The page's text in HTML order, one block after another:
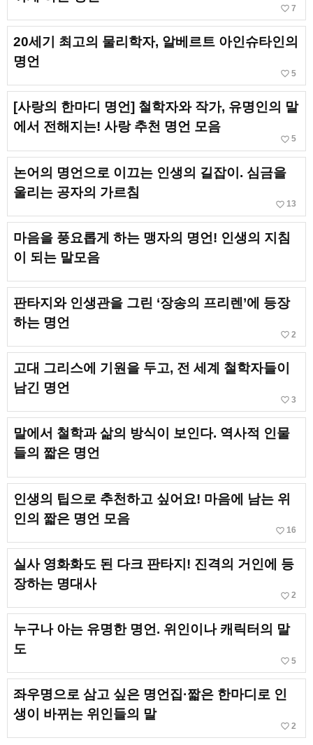
favorite_border 7
20세기 최고의 물리학자, 알베르트 아인슈타인의
명언
favorite_border 5
[사랑의 한마디 명언] 철학자와 작가, 유명인의 말
에서 전해지는! 사랑 추천 명언 모음
favorite_border 5
논어의 명언으로 이끄는 인생의 길잡이. 심금을
울리는 공자의 가르침
favorite_border 13
마음을 풍요롭게 하는 맹자의 명언! 인생의 지침
이 되는 말모음
판타지와 인생관을 그린 ‘장송의 프리렌’에 등장
하는 명언
favorite_border 2
고대 그리스에 기원을 두고, 전 세계 철학자들이
남긴 명언
favorite_border 3
말에서 철학과 삶의 방식이 보인다. 역사적 인물
들의 짧은 명언
인생의 팁으로 추천하고 싶어요! 마음에 남는 위
인의 짧은 명언 모음
favorite_border 16
실사 영화화도 된 다크 판타지! 진격의 거인에 등
장하는 명대사
favorite_border 2
누구나 아는 유명한 명언. 위인이나 캐릭터의 말
도
favorite_border 5
좌우명으로 삼고 싶은 명언집·짧은 한마디로 인
생이 바뀌는 위인들의 말
favorite_border 2